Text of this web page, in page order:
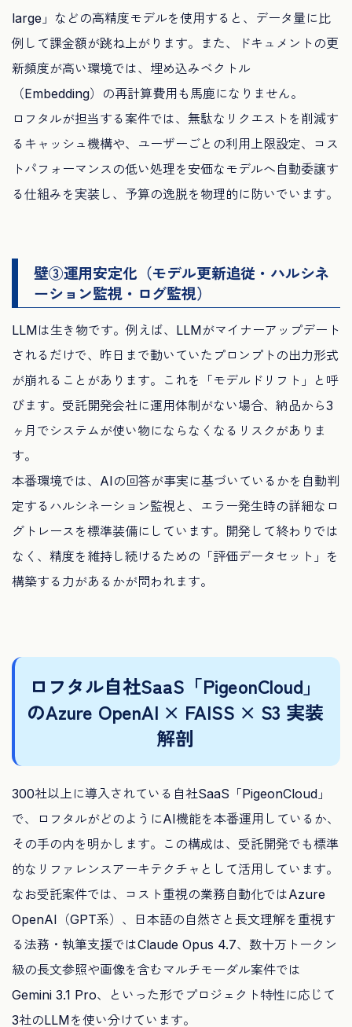
large」などの高精度モデルを使用すると、データ量に比
例して課金額が跳ね上がります。また、ドキュメントの更
新頻度が高い環境では、埋め込みベクトル
（Embedding）の再計算費用も馬鹿になりません。
ロフタルが担当する案件では、無駄なリクエストを削減す
るキャッシュ機構や、ユーザーごとの利用上限設定、コス
トパフォーマンスの低い処理を安価なモデルへ自動委譲す
る仕組みを実装し、予算の逸脱を物理的に防いでいます。
壁③運用安定化（モデル更新追従・ハルシネ
ーション監視・ログ監視）
LLMは生き物です。例えば、LLMがマイナーアップデート
されるだけで、昨日まで動いていたプロンプトの出力形式
が崩れることがあります。これを「モデルドリフト」と呼
びます。受託開発会社に運用体制がない場合、納品から3
ヶ月でシステムが使い物にならなくなるリスクがありま
す。
本番環境では、AIの回答が事実に基づいているかを自動判
定するハルシネーション監視と、エラー発生時の詳細なロ
グトレースを標準装備にしています。開発して終わりでは
なく、精度を維持し続けるための「評価データセット」を
構築する力があるかが問われます。
ロフタル自社SaaS「PigeonCloud」
のAzure OpenAI × FAISS × S3 実装
解剖
300社以上に導入されている自社SaaS「PigeonCloud」
で、ロフタルがどのようにAI機能を本番運用しているか、
その手の内を明かします。この構成は、受託開発でも標準
的なリファレンスアーキテクチャとして活用しています。
なお受託案件では、コスト重視の業務自動化ではAzure
OpenAI（GPT系）、日本語の自然さと長文理解を重視す
る法務・執筆支援ではClaude Opus 4.7、数十万トークン
級の長文参照や画像を含むマルチモーダル案件では
Gemini 3.1 Pro、といった形でプロジェクト特性に応じて
3社のLLMを使い分けています。